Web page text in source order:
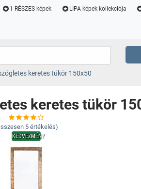
1 RÉSZES képek LIPA képek kollekciója
keretes tükör 150x50
keretes tükör
5 értékelés)
KEDVEZMÉNY